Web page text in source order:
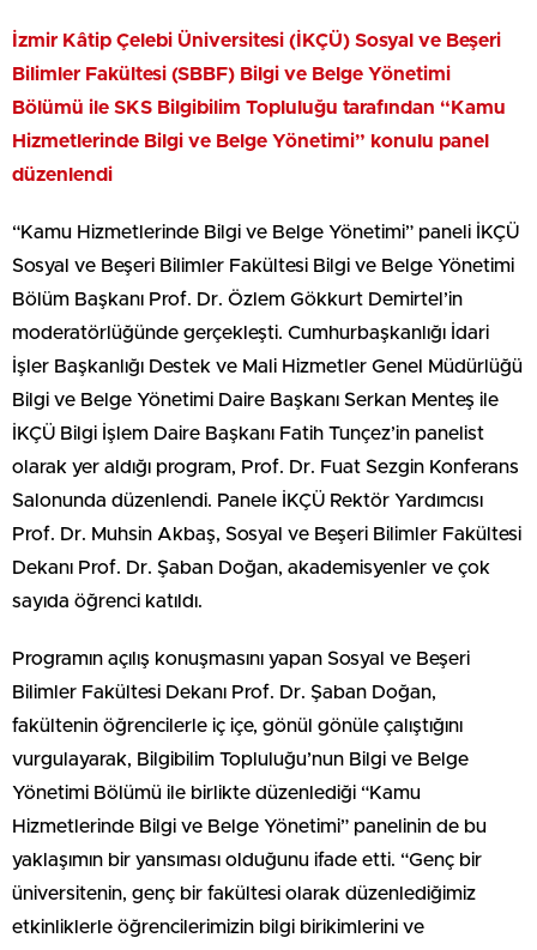
İzmir Kâtip Çelebi Üniversitesi (İKÇÜ) Sosyal ve Beşeri
Bilimler Fakültesi (SBBF) Bilgi ve Belge Yönetimi
Bölümü ile SKS Bilgibilim Topluluğu tarafından “Kamu
Hizmetlerinde Bilgi ve Belge Yönetimi” konulu panel
düzenlendi
“Kamu Hizmetlerinde Bilgi ve Belge Yönetimi” paneli İKÇÜ
Sosyal ve Beşeri Bilimler Fakültesi Bilgi ve Belge Yönetimi
Bölüm Başkanı Prof. Dr. Özlem Gökkurt Demirtel’in
moderatörlüğünde gerçekleşti. Cumhurbaşkanlığı İdari
İşler Başkanlığı Destek ve Mali Hizmetler Genel Müdürlüğü
Bilgi ve Belge Yönetimi Daire Başkanı Serkan Menteş ile
İKÇÜ Bilgi İşlem Daire Başkanı Fatih Tunçez’in panelist
olarak yer aldığı program, Prof. Dr. Fuat Sezgin Konferans
Salonunda düzenlendi. Panele İKÇÜ Rektör Yardımcısı
Prof. Dr. Muhsin Akbaş, Sosyal ve Beşeri Bilimler Fakültesi
Dekanı Prof. Dr. Şaban Doğan, akademisyenler ve çok
sayıda öğrenci katıldı.
Programın açılış konuşmasını yapan Sosyal ve Beşeri
Bilimler Fakültesi Dekanı Prof. Dr. Şaban Doğan,
fakültenin öğrencilerle iç içe, gönül gönüle çalıştığını
vurgulayarak, Bilgibilim Topluluğu’nun Bilgi ve Belge
Yönetimi Bölümü ile birlikte düzenlediği “Kamu
Hizmetlerinde Bilgi ve Belge Yönetimi” panelinin de bu
yaklaşımın bir yansıması olduğunu ifade etti. “Genç bir
üniversitenin, genç bir fakültesi olarak düzenlediğimiz
etkinliklerle öğrencilerimizin bilgi birikimlerini ve